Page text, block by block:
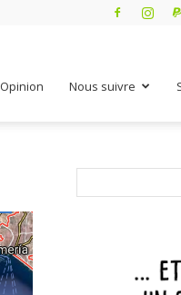
Opinion Nous suivre